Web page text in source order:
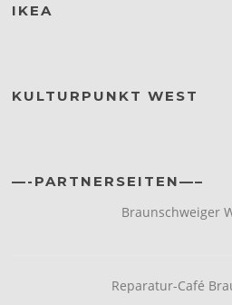
IKEA
KULTURPUNKT WEST
—-PARTNERSEITEN—–
Braunschweiger
Reparatur-Café